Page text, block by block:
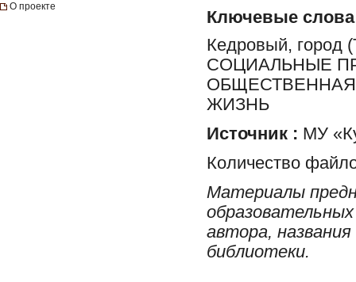
О проекте
Ключевые слова
Кедровый,
СОЦИАЛЬНЫЕ
ЖИЗНЬ
Источник : МУ
Количество
Материалы
автора,
библиотеки.